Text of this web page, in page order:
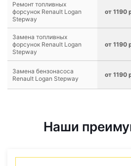
Ремонт топливных
форсунок Renault Logan
Stepway
от 1190
Замена топливных
форсунок Renault Logan
Stepway
от 1190
Замена бензонасоса
Renault Logan Stepway
от 1190
Наши